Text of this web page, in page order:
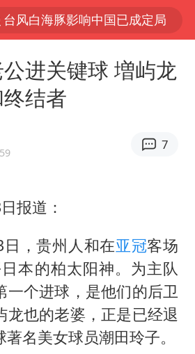
台风白海豚影响中国已成定局
郑国霖回应去景区上班被保安拦下
金饰克价大幅跳涨
24小时不关空调 电费会更低吗
《歌手》歌王之战帮唱嘉宾官宣
新华社权威快报|我国编制完成新版全月地质图
今年4位周星驰电影配角去世
号召领导带头休假 是大家不想休吗
进关键球 増屿龙
结者
7
报道：
，贵州人和在亚冠客场
本的柏太阳神。为主队
一个进球，是他们的后卫
龙也的老婆，正是已经退
名美女球员潮田玲子。